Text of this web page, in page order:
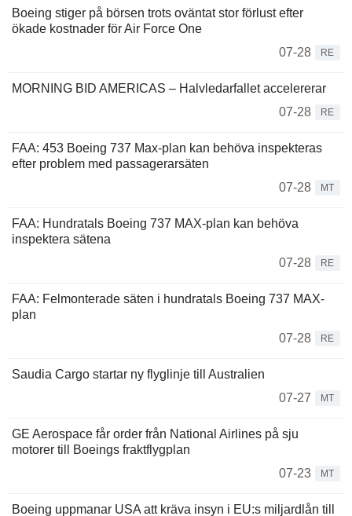
Boeing stiger på börsen trots oväntat stor förlust efter
ökade kostnader för Air Force One
07-28
RE
MORNING BID AMERICAS – Halvledarfallet accelererar
07-28
RE
FAA: 453 Boeing 737 Max-plan kan behöva inspekteras
efter problem med passagerarsäten
07-28
MT
FAA: Hundratals Boeing 737 MAX-plan kan behöva
inspektera sätena
07-28
RE
FAA: Felmonterade säten i hundratals Boeing 737 MAX-
plan
07-28
RE
Saudia Cargo startar ny flyglinje till Australien
07-27
MT
GE Aerospace får order från National Airlines på sju
motorer till Boeings fraktflygplan
07-23
MT
Boeing uppmanar USA att kräva insyn i EU:s miljardlån till